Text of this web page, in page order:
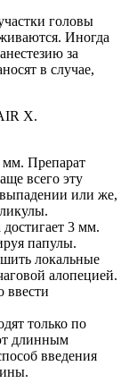
головы
Иногда
за
в случае,
X.
мм. Препарат
всего эту
или же,
3 мм.
папулы.
локальные
алопецией.
ввести
только по
длинным
введения